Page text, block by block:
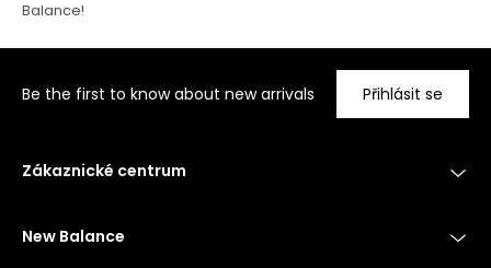
Balance!
Be the first to know about new arrivals Přihlásit se
Zákaznické centrum
New Balance